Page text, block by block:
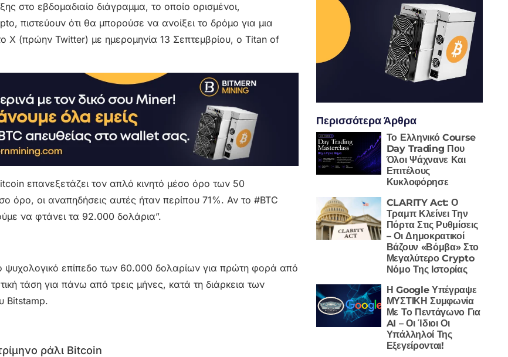
στο εβδομαδιαίο διάγραμμα, το οποίο ορισμένοι,
πιστεύουν ότι θα μπορούσε να ανοίξει το δρόμο για μια
(πρώην Twitter) με ημερομηνία 13 Σεπτεμβρίου, ο Titan of
επανεξετάζει τον απλό κινητό μέσο όρο των 50
όρο, οι αναπηδήσεις αυτές ήταν περίπου 71%. Αν το #BTC
να φτάνει τα 92.000 δολάρια”.
ψυχολογικό επίπεδο των 60.000 δολαρίων για πρώτη φορά από
τάση για πάνω από τρεις μήνες, κατά τη διάρκεια των
Bitstamp.
ράλι Bitcoin
Περισσότερα Άρθρα
Το Ελληνικό Course
Day Trading Που
Όλοι Ψάχνανε Και
Επιτέλους
Κυκλοφόρησε
CLARITY Act: Ο
Τραμπ Κλείνει Την
Πόρτα Στις Ρυθμίσεις
– Οι Δημοκρατικοί
Βάζουν «Βόμβα» Στο
Μεγαλύτερο Crypto
Νόμο Της Ιστορίας
Η Google Υπέγραψε
ΜΥΣΤΙΚΗ Συμφωνία
Με Το Πεντάγωνο Για
AI – Οι Ίδιοι Οι
Υπάλληλοί Της
Εξεγείρονται!